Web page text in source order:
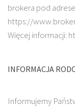
brokera pod
https://
Więcej informacji:
INFORMACJA
Informujemy